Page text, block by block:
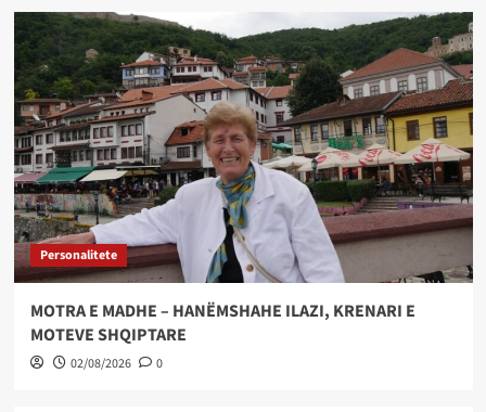
Personalitete
MOTRA E MADHE – HANËMSHAHE ILAZI, KRENARI E
MOTEVE SHQIPTARE
02/08/2026 0